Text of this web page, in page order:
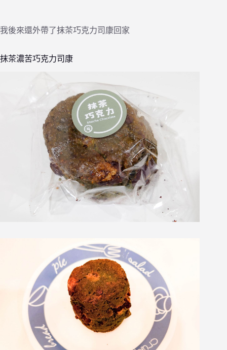
我後來還外帶了抹茶巧克力司康回家
抹茶濃苦巧克力司康